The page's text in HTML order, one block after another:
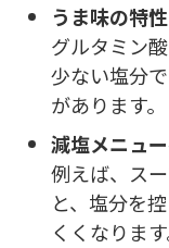
うま味の特性
グルタミン
少ない塩分
があります。
減塩メニュ
例えば、ス
と、塩分を
くくなります